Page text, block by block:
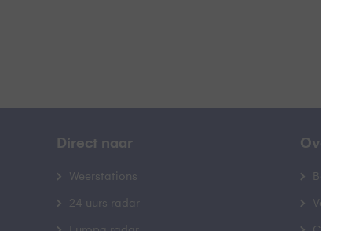
Direct naar
Weerstations
24 uurs radar
Over